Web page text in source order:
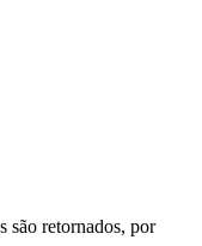
são retornados, por